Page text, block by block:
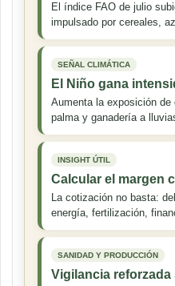
El índice FAO de julio
impulsado por cereales,
SEÑAL CLIMÁTICA
El Niño gana
Aumenta la exposición
palma y ganadería a
INSIGHT ÚTIL
Calcular el margen
La cotización no basta:
energía, fertilización,
SANIDAD Y PRODUCCIÓN
Vigilancia